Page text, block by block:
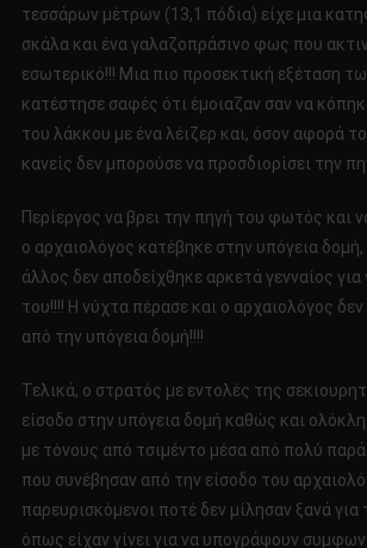
τεσσάρων μέτρων (13,1 πόδια) είχε μια
σκάλα και ένα γαλαζοπράσινο φως που
εσωτερικό!!! Μια πιο προσεκτική εξέταση
κατέστησε σαφές ότι έμοιαζαν σαν να
του λάκκου με ένα λέιζερ και, όσον αφορά
κανείς δεν μπορούσε να προσδιορίσει την
Περίεργος να βρει την πηγή του φωτός και
ο αρχαιολόγος κατέβηκε στην υπόγεια
άλλος δεν αποδείχθηκε αρκετά γενναίος για
του!!!! Η νύχτα πέρασε και ο αρχαιολόγος
από την υπόγεια δομή!!!!
Τελικά, ο στρατός με εντολές της
είσοδο στην υπόγεια δομή καθώς και
με τόνους από τσιμέντο μέσα από πολύ
που συνέβησαν από την είσοδο του
παρευρισκόμενοι ποτέ δεν μίλησαν ξανά για
όπως είχαν γίνει για να υπογράψουν